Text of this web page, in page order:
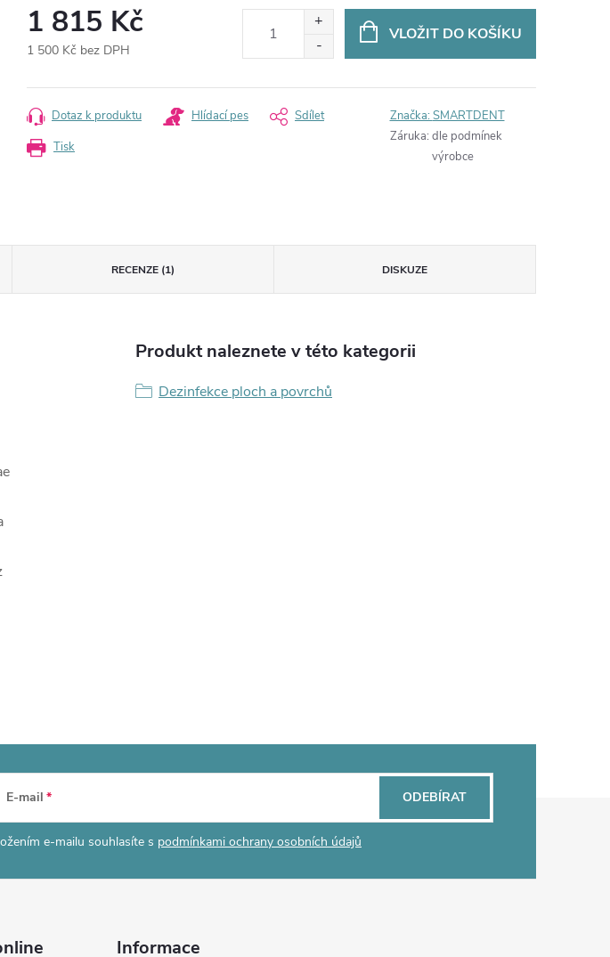
1 815 Kč
1 500 Kč bez DPH
cena:
VLOŽIT DO KOŠÍKU
Tisk
Dotaz k produktu Hlídací pes Sdílet Značka:SMARTDENT
Záruka: dle podmínek
výrobce
RECENZE (1) DISKUZE
Produkt naleznete v této kategorii
Dezinfekce ploch a povrchů
E-mail
e-mailu souhlasíte s podmínkami ochrany osobních údajů
ODEBÍRAT
Informace